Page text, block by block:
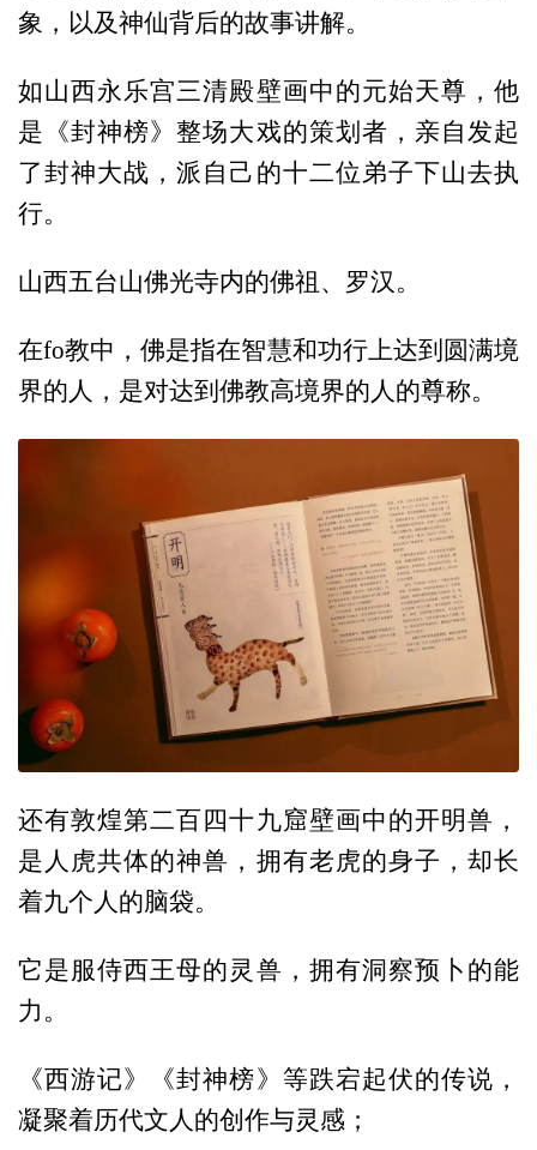
象，以及神仙背后的故事讲解。
如山西永乐宫三清殿壁画中的元始天尊，他
是《封神榜》整场大戏的策划者，亲自发起
了封神大战，派自己的十二位弟子下山去执
行。
山西五台山佛光寺内的佛祖、罗汉。
在fo教中，佛是指在智慧和功行上达到圆满境
界的人，是对达到佛教高境界的人的尊称。
还有敦煌第二百四十九窟壁画中的开明兽，
是人虎共体的神兽，拥有老虎的身子，却长
着九个人的脑袋。
它是服侍西王母的灵兽，拥有洞察预卜的能
力。
《西游记》《封神榜》等跌宕起伏的传说，
凝聚着历代文人的创作与灵感；